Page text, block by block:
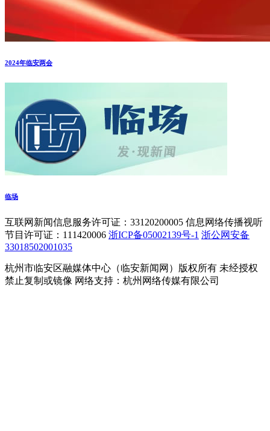
2024年临安两会
临场
互联网新闻信息服务许可证：33120200005 信息网络传播视听
节目许可证：111420006 浙ICP备05002139号-1 浙公网安备
33018502001035
杭州市临安区融媒体中心（临安新闻网）版权所有 未经授权
禁止复制或镜像 网络支持：杭州网络传媒有限公司